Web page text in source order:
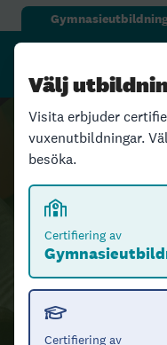
Välj
Visita erbjuder
vuxenutbildningar.
besöka.
Certifiering av
Certifiering av
grunden